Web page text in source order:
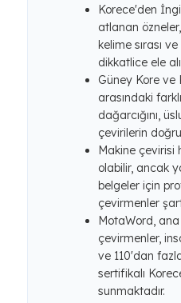
Korece'den
atlanan
kelime sırası
dikkatlice ele
Güney Kore ve
arasındaki
dağarcığını,
çevirilerin
Makine çevirisi
olabilir, ancak
belgeler için
çevirmenler
MotaWord,
çevirmenler,
ve 110'dan
sertifikalı
sunmaktadır.